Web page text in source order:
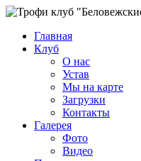
Главная
Клуб
О нас
Устав
Мы на карте
Загрузки
Контакты
Галерея
Фото
Видео